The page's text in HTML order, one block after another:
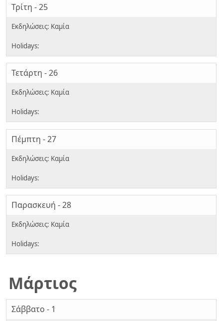
Τρίτη - 25
Τετάρτη - 26
Πέμπτη - 27
Παρασκευή - 28
Μάρτιος
Σάββατο - 1